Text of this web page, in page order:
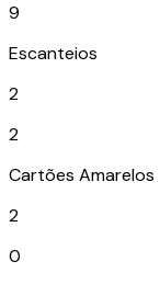
9
Escanteios
2
2
Cartões Amarelos
2
0